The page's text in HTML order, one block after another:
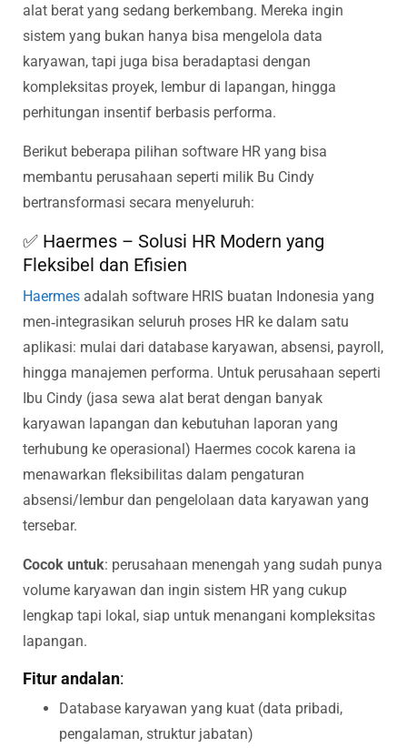
alat berat yang sedang berkembang. Mereka ingin
sistem yang bukan hanya bisa mengelola data
karyawan, tapi juga bisa beradaptasi dengan
kompleksitas proyek, lembur di lapangan, hingga
perhitungan insentif berbasis performa.
Berikut beberapa pilihan software HR yang bisa
membantu perusahaan seperti milik Bu Cindy
bertransformasi secara menyeluruh:
✅ Haermes – Solusi HR Modern yang
Fleksibel dan Efisien
Haermes adalah software HRIS buatan Indonesia yang
men‐integrasikan seluruh proses HR ke dalam satu
aplikasi: mulai dari database karyawan, absensi, payroll,
hingga manajemen performa. Untuk perusahaan seperti
Ibu Cindy (jasa sewa alat berat dengan banyak
karyawan lapangan dan kebutuhan laporan yang
terhubung ke operasional) Haermes cocok karena ia
menawarkan fleksibilitas dalam pengaturan
absensi/lembur dan pengelolaan data karyawan yang
tersebar.
Cocok untuk: perusahaan menengah yang sudah punya
volume karyawan dan ingin sistem HR yang cukup
lengkap tapi lokal, siap untuk menangani kompleksitas
lapangan.
Fitur andalan:
Database karyawan yang kuat (data pribadi,
pengalaman, struktur jabatan)